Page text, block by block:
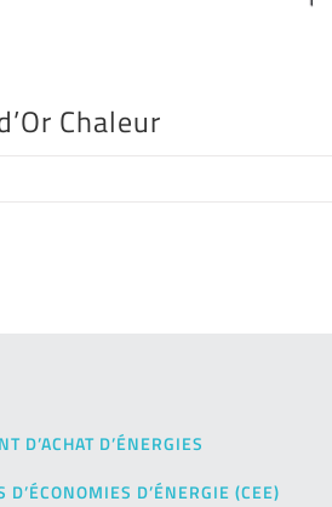
Chaleur
D’ACHAT D’ÉNERGIES
D’ÉCONOMIES D’ÉNERGIE (CEE)